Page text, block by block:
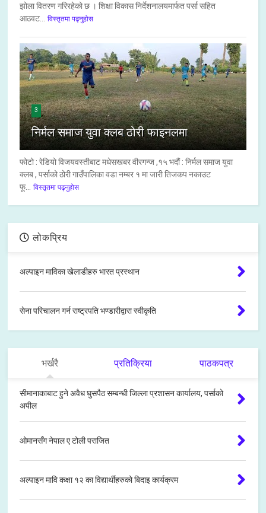
झोला वितरण गरिरहेको छ । शिक्षा विकास निर्देशनालयमार्फत पर्सा सहित
आठवट...
विस्तृतमा पढ्नुहोस
3
निर्मल समाज युवा क्लब ठोरी फाइनलमा
फोटो : रेडियो विजयवस्तीबाट मधेसखबर वीरगन्ज ,१५ भदौं : निर्मल समाज युवा
क्लब , पर्साको ठोरी गाउँपालिका वडा नम्बर १ मा जारी तिजकप नकाउट
फू...
विस्तृतमा पढ्नुहोस
लोकप्रिय
अल्पाइन माविका खेलाडीहरु भारत प्रस्थान
सेना परिचालन गर्न राष्ट्रपति भण्डारीद्वारा स्वीकृति
भर्खरै प्रतिक्रिया पाठकपत्र
सीमानाकाबाट हुने अवैध घुसपैठ सम्बन्धी जिल्ला प्रशासन कार्यालय, पर्साको
अपील
ओमानसँग नेपाल ए टोली पराजित
अल्पाइन मावि कक्षा १२ का विद्यार्थीहरुको बिदाइ कार्यक्रम